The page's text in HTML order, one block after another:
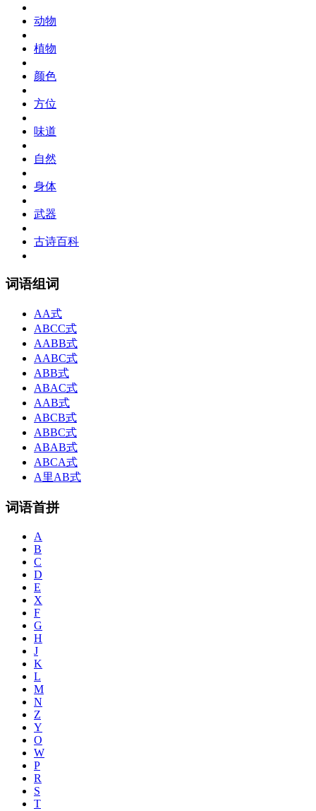
动物
植物
颜色
方位
味道
自然
身体
武器
古诗百科
词语组词
AA式
ABCC式
AABB式
AABC式
ABB式
ABAC式
AAB式
ABCB式
ABBC式
ABAB式
ABCA式
A里AB式
词语首拼
A
B
C
D
E
X
F
G
H
J
K
L
M
N
Z
Y
O
W
P
R
S
T